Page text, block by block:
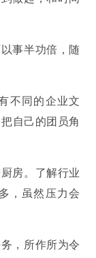
事半功倍，随
不同的企业文
自己的团员角
房。了解行业
，虽然压力会
，所作所为令